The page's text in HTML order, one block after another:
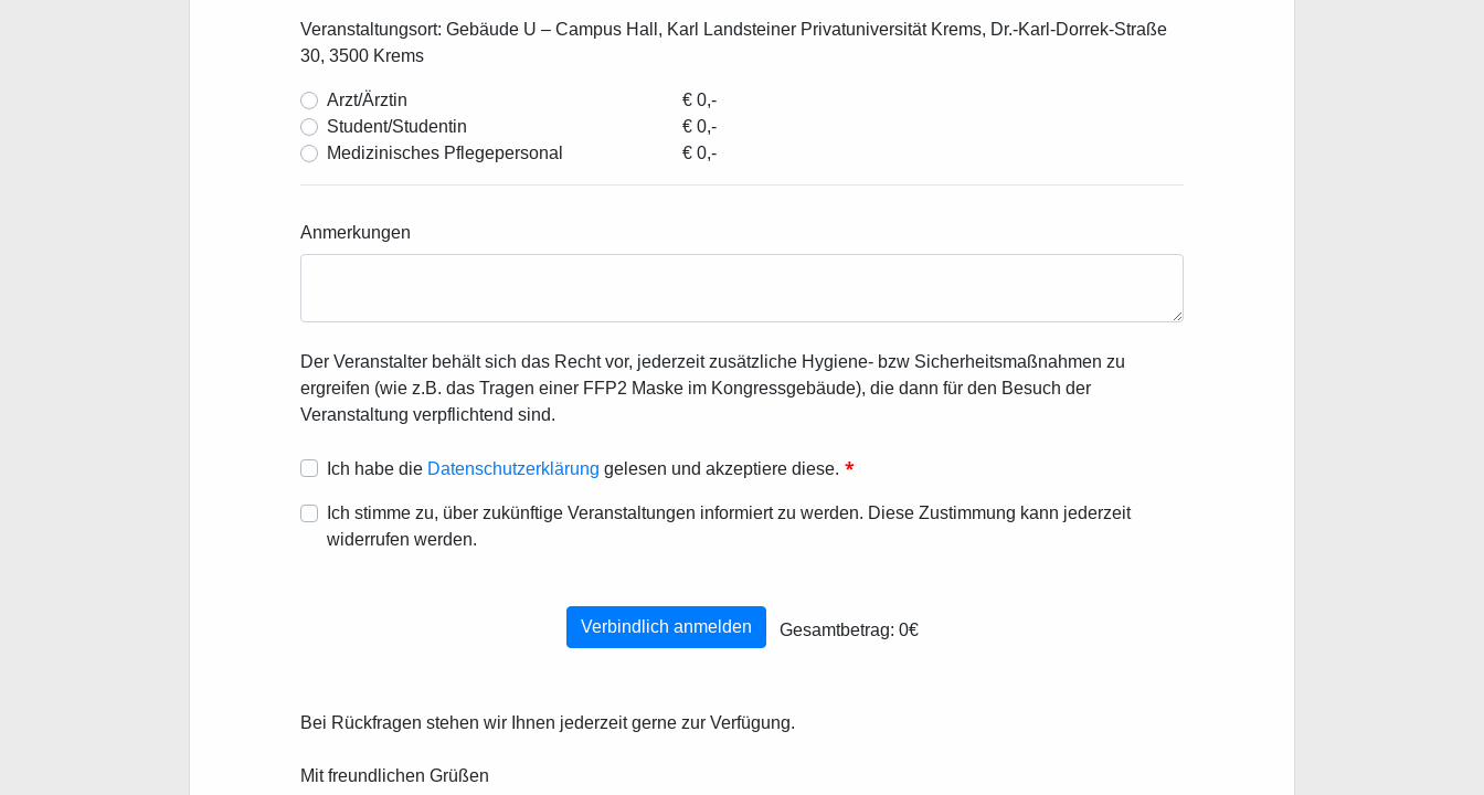
Veranstaltungsort: Gebäude U – Campus Hall, Karl Landsteiner Privatuniversität Krems, Dr.-Karl-Dorrek-Straße
30, 3500 Krems
Arzt/Ärztin
€ 0,-
Student/Studentin
€ 0,-
Medizinisches Pflegepersonal
€ 0,-
Anmerkungen
Der Veranstalter behält sich das Recht vor, jederzeit zusätzliche Hygiene- bzw Sicherheitsmaßnahmen zu
ergreifen (wie z.B. das Tragen einer FFP2 Maske im Kongressgebäude), die dann für den Besuch der
Veranstaltung verpflichtend sind.
Ich habe die Datenschutzerklärung gelesen und akzeptiere diese. *
Ich stimme zu, über zukünftige Veranstaltungen informiert zu werden. Diese Zustimmung kann jederzeit
widerrufen werden.
Verbindlich anmelden Gesamtbetrag: 0€
Bei Rückfragen stehen wir Ihnen jederzeit gerne zur Verfügung.
Mit freundlichen Grüßen